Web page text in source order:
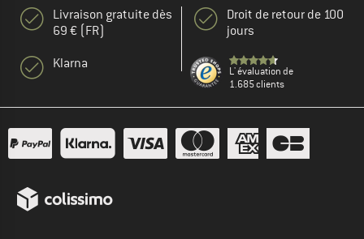
Livraison gratuite dès
69 € (FR)
Klarna
Droit de retour de 100
jours
L' évaluation de
1.685 clients